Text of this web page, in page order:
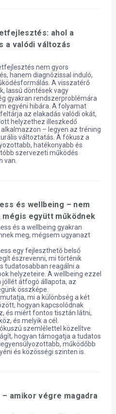
ahol a
a valódi változás
nem gyors
hanem diagnózissal induló,
A visszatérő
lassú döntések vagy
gyakran rendszerproblémára
egyéni hibára. A folyamat
az elakadás valódi okát,
helyzethez illeszkedő
– legyen az tréning
változtatás. A fókusz a
hatékonyabb és
szervezeti működés
van.
és wellbeing – nem
mégis együtt működnek
és a wellbeing gyakran
meg, mégsem ugyanazt
egy fejleszthető belső
észrevenni, mi történik
tudatosabban reagálni a
helyzeteire. A wellbeing ezzel
jóllét átfogó állapota, az
összképe.
mi a különbség a két
hogyan kapcsolódnak
és miért fontos tisztán látni,
és melyik a cél.
szemlélettel közelítve
hogyan támogatja a tudatos
működőbb
és közösségi szinten is.
– amikor végre magadra